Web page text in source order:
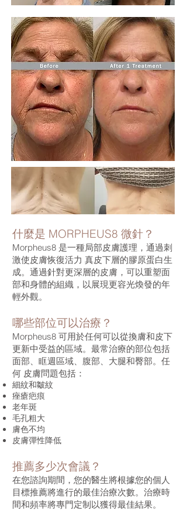
什麼是 MORPHEUS8 微針？
Morpheus8 是一種局部皮膚護理，通過刺
激使皮膚恢復活力 真皮下層的膠原蛋白生
成。通過針對更深層的皮膚，可以重塑面
部和身體的組織，以展現更容光煥發的年
輕外觀。
哪些部位可以治療？
Morpheus8 可用於任何可以從換膚和皮下
更新中受益的區域。最常治療的部位包括
面部、眶週區域、腹部、大腿和臀部。任
何 皮膚問題包括：
細紋和皺紋
痤瘡疤痕
老年斑
毛孔粗大
膚色不均
皮膚彈性降低
推薦多少次會議？
在您諮詢期間，您的醫生將根據您的個人
目標推薦將進行的最佳治療次數。治療時
間和頻率將專門定制以獲得最佳結果。